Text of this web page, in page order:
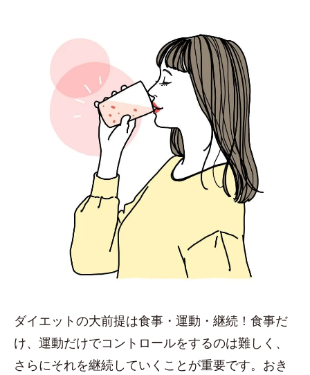
ダイエットの大前提は食事・運動・継続！食事だ
け、運動だけでコントロールをするのは難しく、
さらにそれを継続していくことが重要です。おき